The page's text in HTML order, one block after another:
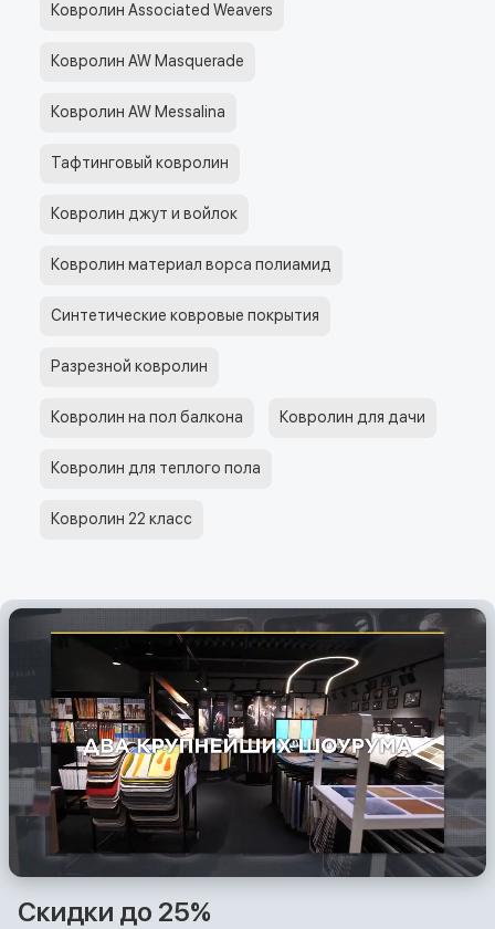
Ковролин Associated Weavers
Ковролин AW Masquerade
Ковролин AW Messalina
Тафтинговый ковролин
Ковролин джут и войлок
Ковролин материал ворса полиамид
Синтетические ковровые покрытия
Разрезной ковролин
Ковролин на пол балкона Ковролин для дачи
Ковролин для теплого пола
Ковролин 22 класс
Скидки до 25%